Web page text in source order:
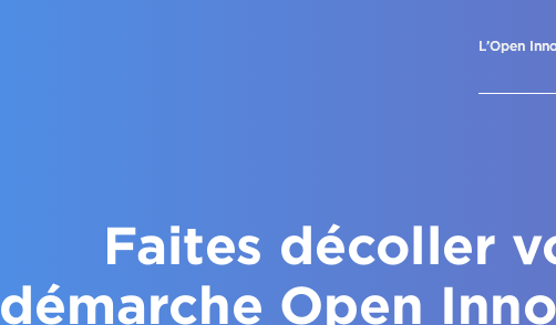
L’Open
Faites décoller
démarche Open